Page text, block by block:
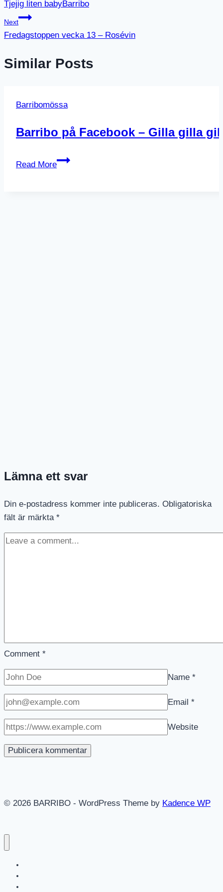
Tjejig liten babyBarribo
Next
Fredagstoppen vecka 13 – Rosévin
Similar Posts
Barribomössa
Barribo på Facebook – Gilla gilla
Read More
Barribo
Lämna ett svar
Din e-postadress kommer inte publiceras. Obligatoriska
fält är märkta *
Comment *
Name *
Email *
Website
© 2026 BARRIBO - WordPress Theme by Kadence WP